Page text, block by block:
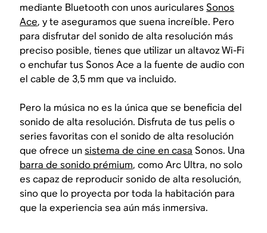
mediante Bluetooth con unos auricularesSonos
Ace, y te aseguramos que suena increíble. Pero
para disfrutar del sonido de alta resolución más
preciso posible, tienes que utilizar un altavoz Wi-Fi
o enchufar tus Sonos Ace a la fuente de audio con
el cable de 3,5 mm que va incluido.
Pero la música no es la única que se beneficia del
sonido de alta resolución. Disfruta de tus pelis o
series favoritas con el sonido de alta resolución
que ofrece unsistema de cine en casa Sonos. Una
barra de sonido prémium, como Arc Ultra, no solo
es capaz de reproducir sonido de alta resolución,
sino que lo proyecta por toda la habitación para
que la experiencia sea aún más inmersiva.